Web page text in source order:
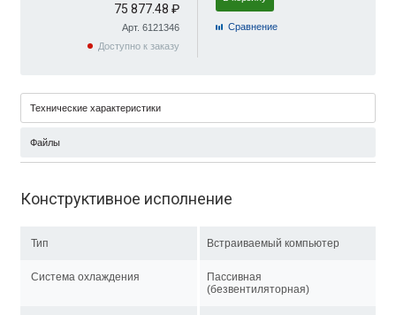
75 877.48 ₽
Арт. 6121346
Доступно к заказу
Cравнение
Технические характеристики
Файлы
Конструктивное исполнение
Тип Встраиваемый компьютер
Система охлаждения
Пассивная
(безвентиляторная)